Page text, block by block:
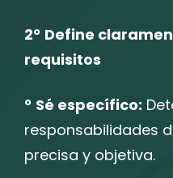
2° Define
requisitos
° Sé específico:
responsabilidades
precisa y objetiva.